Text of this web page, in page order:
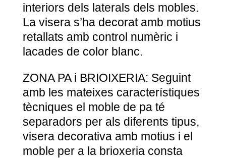
interiors dels laterals dels mobles.
La visera s’ha decorat amb motius
retallats amb control numèric i
lacades de color blanc.
ZONA PA i BRIOIXERIA: Seguint
amb les mateixes característiques
tècniques el moble de pa té
separadors per als diferents tipus,
visera decorativa amb motius i el
moble per a la brioxeria consta